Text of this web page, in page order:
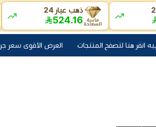
العرض الأقوى سعر جرام اليوم + 10 ريال مصنعية + الضريبه انقر
ذهب عيار 24
524.16